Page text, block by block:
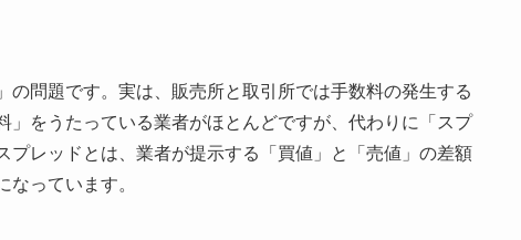
問題です。実は、販売所と取引所では手数料の発生する
をうたっている業者がほとんどですが、代わりに「スプ
プレッドとは、業者が提示する「買値」と「売値」の差額
っています。